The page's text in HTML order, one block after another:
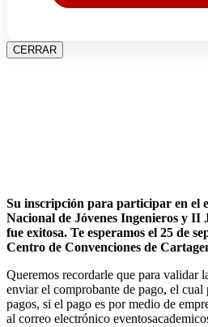
CERRAR
Su inscripción para participar en el
Nacional de Jóvenes Ingenieros y
fue exitosa. Te esperamos el 25 de
Centro de Convenciones de
Queremos recordarle que para validar
enviar el comprobante de pago, el
pagos, si el pago es por medio de
al correo electrónico